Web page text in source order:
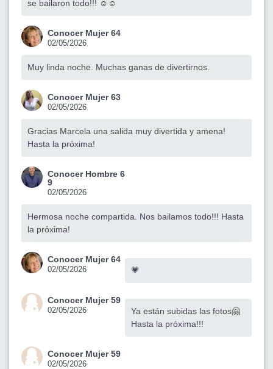
se bailaron todo!!! ☺️☺️
Conocer Mujer 64
02/05/2026
Muy linda noche. Muchas ganas de divertirnos.
Conocer Mujer 63
02/05/2026
Gracias Marcela una salida muy divertida y amena!
Hasta la próxima!
Conocer Hombre 6
9
02/05/2026
Hermosa noche compartida. Nos bailamos todo!!! Hasta
la próxima!
Conocer Mujer 64
02/05/2026 💗
Conocer Mujer 59
02/05/2026
Ya están subidas las fotos🤗
Hasta la próxima!!!
Conocer Mujer 59
02/05/2026